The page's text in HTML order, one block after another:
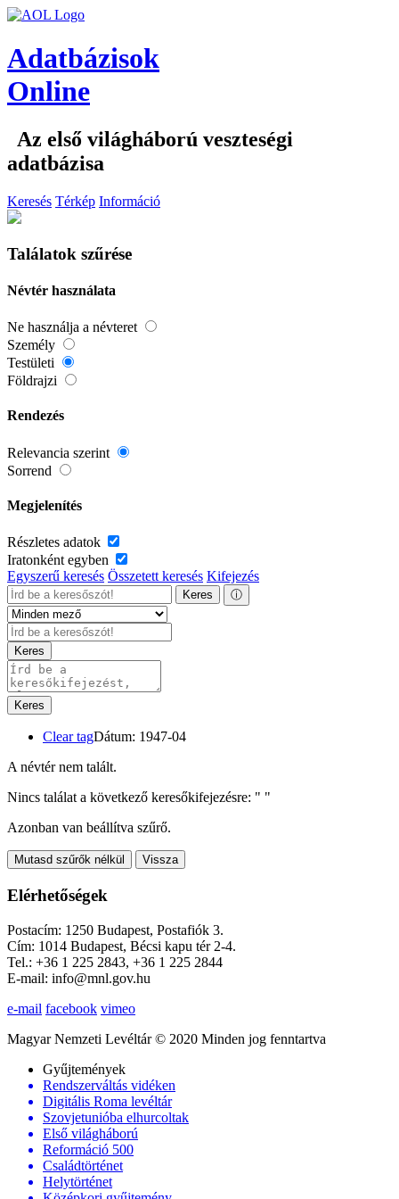
Adatbázisok
Online
Az első világháború veszteségi
adatbázisa
Keresés Térkép Információ
Találatok szűrése
Névtér használata
Ne használja a névteret
Személy
Testületi
Földrajzi
Rendezés
Relevancia szerint
Sorrend
Megjelenítés
Részletes adatok
Iratonként egyben
Egyszerű keresés Összetett keresés Kifejezés
Keres ⓘ
Keres
Keres
Clear tagDátum: 1947-04
A névtér nem talált.
Nincs találat a következő keresőkifejezésre: " "
Azonban van beállítva szűrő.
Mutasd szűrők nélkül Vissza
Elérhetőségek
Postacím: 1250 Budapest, Postafiók 3.
Cím: 1014 Budapest, Bécsi kapu tér 2-4.
Tel.: +36 1 225 2843, +36 1 225 2844
E-mail: info@mnl.gov.hu
e-mail facebook vimeo
Magyar Nemzeti Levéltár © 2020 Minden jog fenntartva
Gyűjtemények
Rendszerváltás vidéken
Digitális Roma levéltár
Szovjetunióba elhurcoltak
Első világháború
Reformáció 500
Családtörténet
Helytörténet